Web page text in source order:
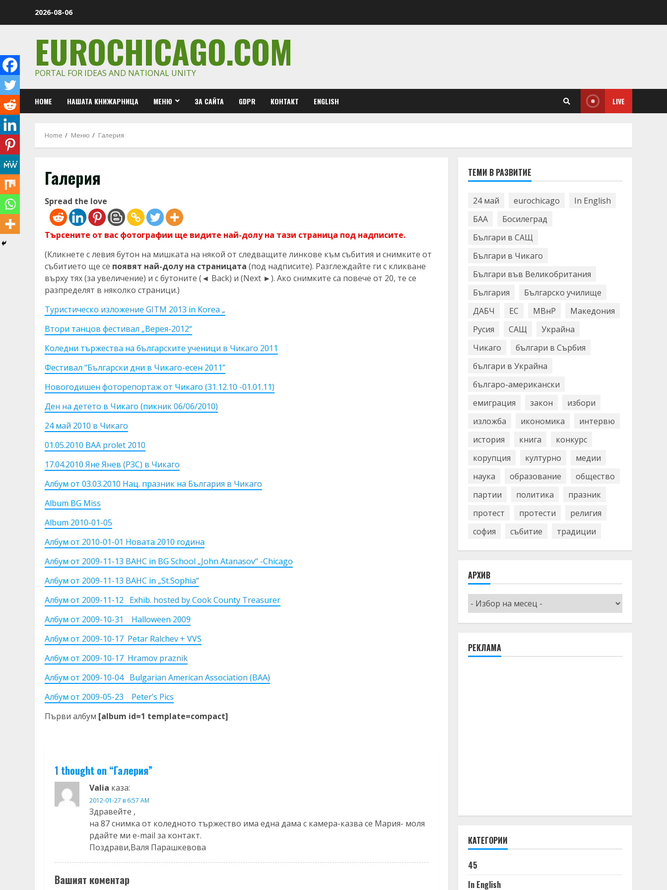
2026-08-06
EUROCHICAGO.COM
PORTAL FOR IDEAS AND NATIONAL UNITY
HOME НАШАТА КНИЖАРНИЦА МЕНЮ ЗА САЙТА GDPR КОНТАКТ ENGLISH LIVE
Home Меню Галерия
Галерия
Spread the love
Търсените от вас фотографии ще видите най-долу на тази страница под надписите.
(Кликнете с левия бутон на мишката на някой от следващите линкове към събития и снимките от
събитието ще се появят най-долу на страницата (под надписите). Разглеждайте ги с кликване
върху тях (за увеличение) и с бутоните (◄ Back) и (Next ►). Ако снимките са повече от 20, те се
разпределят в няколко страници.)
Tуристическо изложение GITM 2013 in Korea „
Втори танцов фестивал „Верея-2012“
Коледни тържества на българските ученици в Чикаго 2011
Фестивал “Български дни в Чикаго-есен 2011”
Новогодишен фоторепортаж от Чикаго (31.12.10 -01.01.11)
Ден на детето в Чикаго (пикник 06/06/2010)
24 май 2010 в Чикаго
01.05.2010 BAA prolet 2010
17.04.2010 Яне Янев (РЗС) в Чикаго
Албум от 03.03.2010 Нац. празник на България в Чикаго
Album BG Miss
Album 2010-01-05
Албум от 2010-01-01 Новата 2010 година
Албум от 2009-11-13 BAHC in BG School „John Atanasov“ -Chicago
Албум от 2009-11-13 BAHC in „St.Sophia“
Албум от 2009-11-12 Exhib. hosted by Cook County Treasurer
Албум от 2009-10-31 Halloween 2009
Албум от 2009-10-17 Petar Ralchev + VVS
Албум от 2009-10-17 Hramov praznik
Албум от 2009-10-04 Bulgarian American Association (BAA)
Албум от 2009-05-23 Peter’s Pics
Първи албум [album id=1 template=compact]
1 thought on “Галерия”
Valia каза:
2012-01-27 в 6:57 AM
Здравейте ,
на 87 снимка от коледното тържество има една дама с камера-казва се Мария- моля
рдайте ми e-mail за контакт.
Поздрави,Валя Парашкевова
Вашият коментар
ТЕМИ В РАЗВИТИЕ
24 май eurochicago
In English
БАА
Босилеград
Българи в САЩ
Българи в Чикаго
Българи във Великобритания
България
Българско училище
ДАБЧ
ЕС МВнР
Македония
Русия
САЩ
Украйна
Чикаго
българи в Сърбия
българи в Украйна
българо-американски
емиграция
закон
избори
изложба
икономика
интервю
история
книга
конкурс
корупция
културно
медии
наука
образование
общество
партии
политика
празник
протест
протести
религия
софия
събитие традиции
АРХИВ
Архив
РЕКЛАМА
КАТЕГОРИИ
45
In English